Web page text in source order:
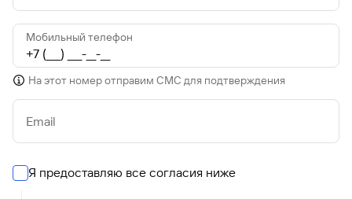
Мобильный телефон
На этот номер отправим СМС для подтверждения
Email
Я предоставляю все согласия ниже